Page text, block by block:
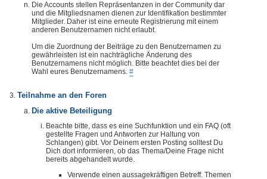
Die Accounts stellen Repräsentanzen in der Community dar
und die Mitgliedsnamen dienen zur Identifikation bestimmter
Mitglieder. Daher ist eine erneute Registrierung mit einem
anderen Benutzernamen nicht erlaubt.
Um die Zuordnung der Beiträge zu den Benutzernamen zu
gewährleisten ist ein nachträgliche Änderung des
Benutzernamens nicht möglich. Bitte beachtet dies bei der
Wahl eures Benutzernamens. #
Teilnahme an den Foren
Die aktive Beteiligung
Beachte bitte, dass es eine Suchfunktion und ein FAQ (oft
gestellte Fragen und Antworten zur Haltung von
Schlangen) gibt. Vor Deinem ersten Posting solltest Du
Dich dort informieren, ob das Thema/Deine Frage nicht
bereits abgehandelt wurde.
Verwende einen aussagekräftigen Betreff. Themen